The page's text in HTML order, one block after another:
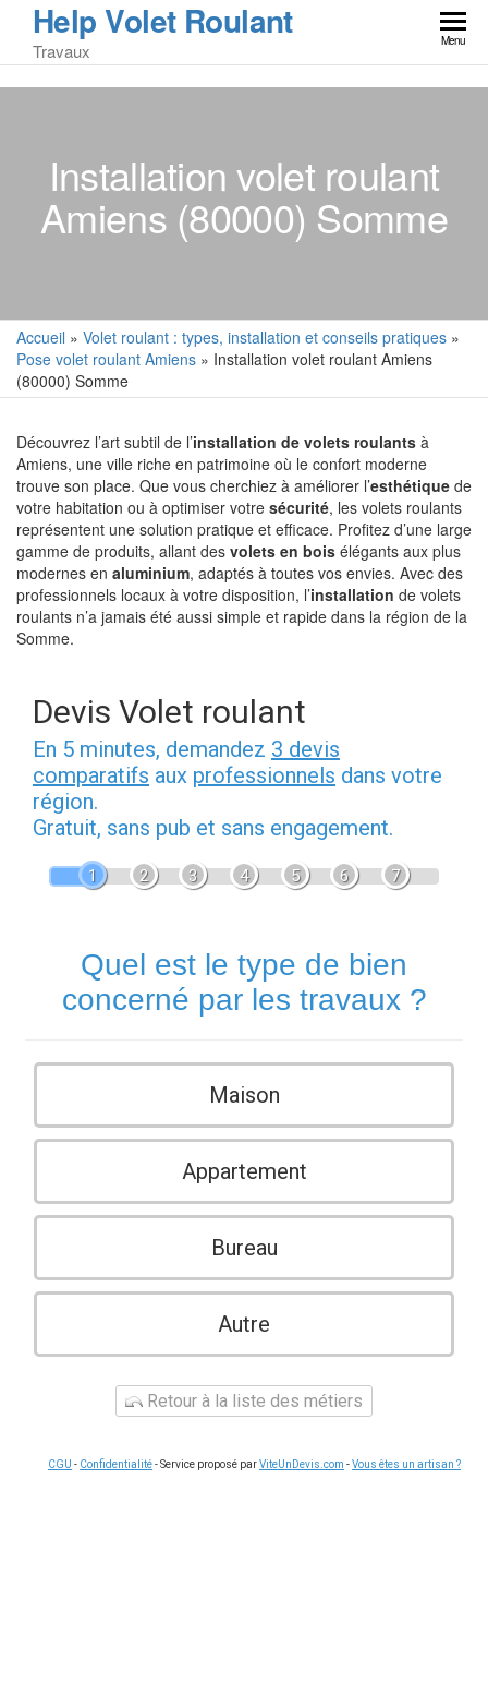
Help Volet Roulant
Travaux Menu
Installation volet roulant
Amiens (80000) Somme
Accueil » Volet roulant : types, installation et conseils pratiques »
Pose volet roulant Amiens » Installation volet roulant Amiens
(80000) Somme
Découvrez l’art subtil de l’installation de volets roulants à
Amiens, une ville riche en patrimoine où le confort moderne
trouve son place. Que vous cherchiez à améliorer l’esthétique de
votre habitation ou à optimiser votre sécurité, les volets roulants
représentent une solution pratique et efficace. Profitez d’une large
gamme de produits, allant des volets en bois élégants aux plus
modernes en aluminium, adaptés à toutes vos envies. Avec des
professionnels locaux à votre disposition, l’installation de volets
roulants n’a jamais été aussi simple et rapide dans la région de la
Somme.
Devis Volet roulant
En 5 minutes, demandez 3 devis
comparatifs aux professionnels dans votre
région.
Gratuit, sans pub et sans engagement.
1 2 3 4 5 6 7
Quel est le type de bien
concerné par les travaux ?
Maison
Appartement
Bureau
Autre
Retour à la liste des métiers
CGU - Confidentialité- Service proposé parViteUnDevis.com -Vous êtes un artisan ?